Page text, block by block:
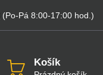
(Po-Pá 8:00-17:00 hod. )
Košík